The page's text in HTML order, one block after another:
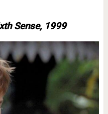
Sense, 1999